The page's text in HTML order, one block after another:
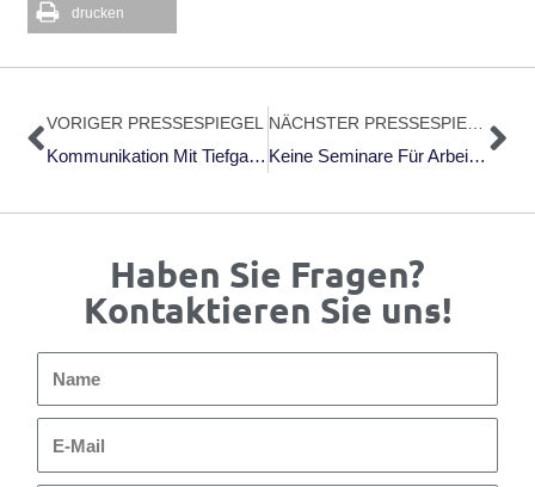
drucken
Zurück
VORIGER PRESSESPIEGEL
Kommunikation Mit Tiefgang – Neurolinguistisches Programmieren
NÄCHSTER PRESSESPIEGEL
Keine Seminare Für Arbeitssuchende Akademiker Mehr
Haben Sie Fragen?
Kontaktieren Sie uns!
Mail